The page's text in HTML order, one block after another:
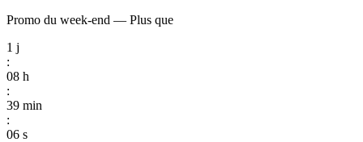
Promo du week-end — Plus que
1 j
:
08 h
:
39 min
:
05 s